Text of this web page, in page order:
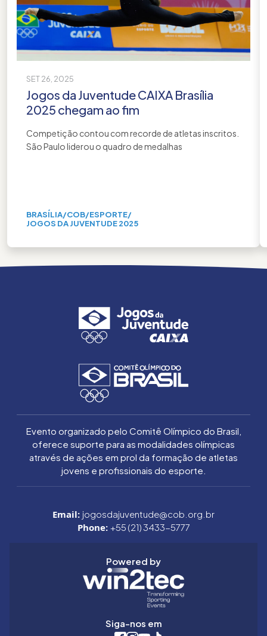
SET 26, 2025
Jogos da Juventude CAIXA Brasília
2025 chegam ao fim
Competição contou com recorde de atletas inscritos.
São Paulo liderou o quadro de medalhas
BRASÍLIA/COB/ESPORTE/
JOGOS DA JUVENTUDE 2025
Evento organizado pelo Comitê Olímpico do Brasil,
oferece suporte para as modalidades olímpicas
através de ações em prol da formação de atletas
jovens e profissionais do esporte.
Email: jogosdajuventude@cob.org.br
Phone: +55 (21) 3433-5777
Powered by
Siga-nos em